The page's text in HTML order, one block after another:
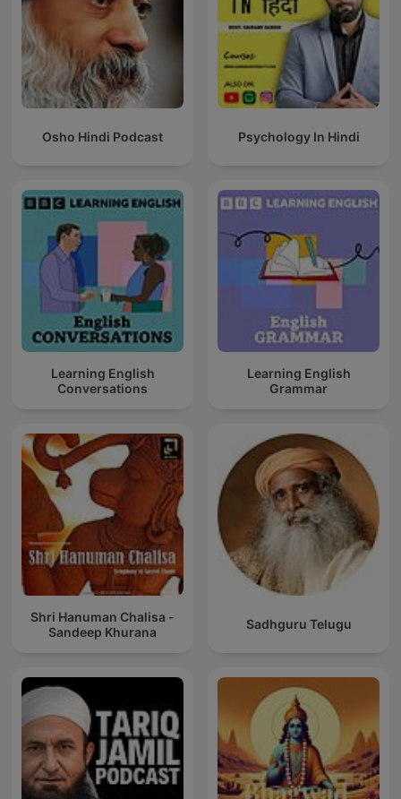
Osho Hindi Podcast Psychology In Hindi
Learning English
Conversations
Learning English
Grammar
Shri Hanuman Chalisa -
Sandeep Khurana
Sadhguru Telugu